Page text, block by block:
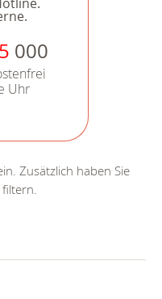
000
Uhr
Zusätzlich haben Sie
filtern.